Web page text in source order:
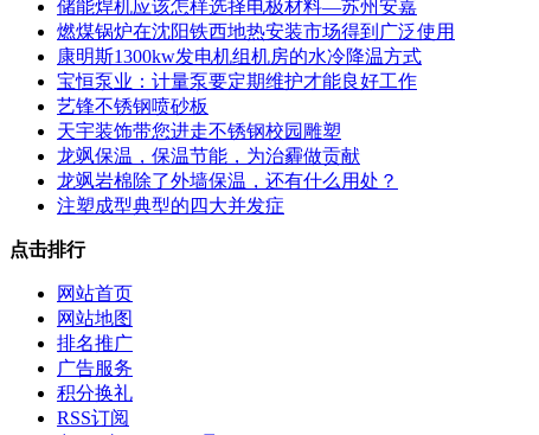
储能焊机应该怎样选择电极材料—苏州安嘉
燃煤锅炉在沈阳铁西地热安装市场得到广泛使用
康明斯1300kw发电机组机房的水冷降温方式
宝恒泵业：计量泵要定期维护才能良好工作
艺锋不锈钢喷砂板
天宇装饰带您进走不锈钢校园雕塑
龙飒保温，保温节能，为治霾做贡献
龙飒岩棉除了外墙保温，还有什么用处？
注塑成型典型的四大并发症
点击排行
网站首页
网站地图
排名推广
广告服务
积分换礼
RSS订阅